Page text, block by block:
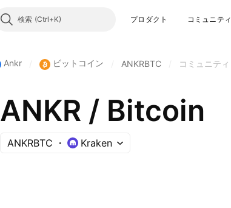
検索 プロダクト コミュニティ
Ankr ビットコイン ANKRBTC コミュニティ
ANKR / Bitcoin
ANKRBTC Kraken